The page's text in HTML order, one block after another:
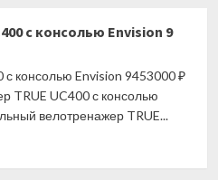
с консолью Envision 9
консолью Envision 9453000 ₽
TRUE UC400 с консолью
велотренажер TRUE...